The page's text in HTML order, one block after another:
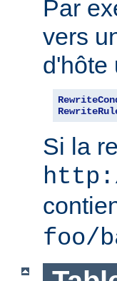
Par
vers
d'hôte
Si la
foo/